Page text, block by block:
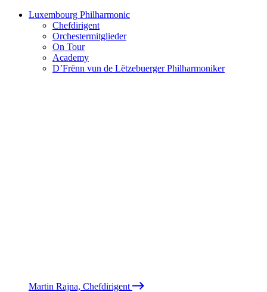
Luxembourg Philharmonic
Chefdirigent
Orchestermitglieder
On Tour
Academy
D’Frënn vun de Lëtzebuerger Philharmoniker
Martin Rajna, Chefdirigent